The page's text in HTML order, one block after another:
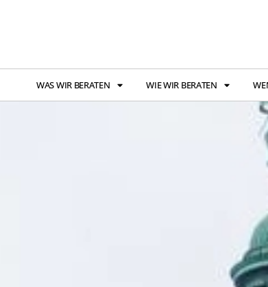
WAS WIR BERATEN WIE WIR BERATEN